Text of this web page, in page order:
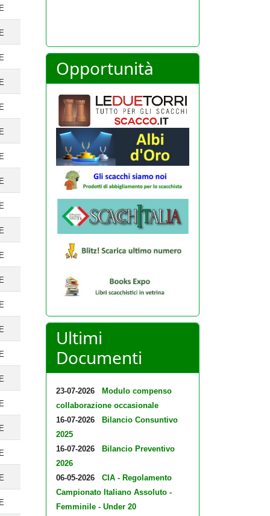
Opportunità
Ultimi
Documenti
23-07-2026
Modulo compenso
collaborazione occasionale
16-07-2026
Bilancio Consuntivo
2025
16-07-2026
Bilancio Preventivo
2026
06-05-2026
CIA - Regolamento
Campionato Italiano Assoluto -
Femminile - Under 20